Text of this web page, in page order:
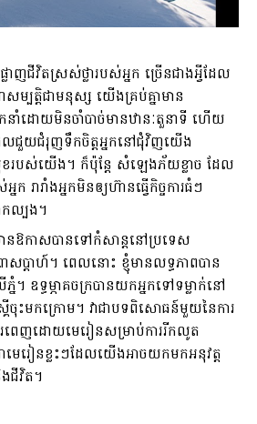
លាញជីវិតស្រស់ថ្លារបស់អ្នក ច្រើនជាងអ្វីដែល
បត្តិជាមនុស្ស យើងគ្រប់គ្នាមាន
នាំដោយមិន​ចាំបាច់មានឋានៈ​តួនាទី ហើយ
ែលជួយជំរុញទឹកចិត្តអ្នក​នៅជុំវិញយើង
ខរបស់យើង។ ក៏ប៉ុន្តែ សំឡេងភ័យខ្លាច ដែល
រារាំងអ្នក​មិនឲ្យហ៊ានធ្វើកិច្ចការ​ធំៗ
ល្បង។
ានឱកាសបាន​ទៅកំសាន្តនៅ​ប្រទេស
តាហ៍។ ពេលនោះ ខ្ញុំមានលទ្ធភាពបាន
ឧទ្ធម្ភាគចក្រ​បានយកអ្នក​ទៅទម្លាក់នៅ​
គី​ចុះមកក្រោម។ វាជាបទពិសោធន៍​មួយ​នៃការ
ពេញដោយ​មេរៀនសម្រាប់​ការរីកលូត
េរៀនខ្លះៗ​ដែលយើងអាចយក​មកអនុវត្ត
ងជីវិត។